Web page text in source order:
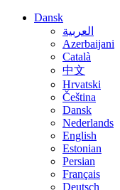
Dansk
العربية
Azerbaijani
Català
中文
Hrvatski
Čeština
Dansk
Nederlands
English
Estonian
Persian
Français
Deutsch